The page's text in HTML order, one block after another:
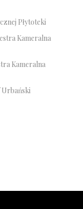
Płytoteki
Kameralna
Kameralna